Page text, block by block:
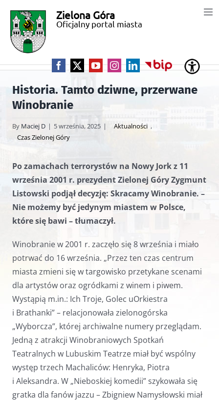
zawartości
Miasto
Zielona
Góra
Zielona Góra
Oficjalny portal miasta
Facebook
X YouTubeInstagramLinkedInBIP
Historia. Tamto dziwne, przerwane
Winobranie
By Maciej D | 5 września, 2025 | Aktualności ,
Czas Zielonej Góry
Po zamachach terrorystów na Nowy Jork z 11
września 2001 r. prezydent Zielonej Góry Zygmunt
Listowski podjął decyzję: Skracamy Winobranie. –
Nie możemy być jedynym miastem w Polsce,
które się bawi – tłumaczył.
Winobranie w 2001 r. zaczęło się 8 września i miało
potrwać do 16 września. „Przez ten czas centrum
miasta zmieni się w targowisko przetykane scenami
dla artystów oraz ogródkami z winem i piwem.
Wystąpią m.in.: Ich Troje, Golec uOrkiestra
i Brathanki” – relacjonowała zielonogórska
„Wyborcza”, której archiwalne numery przeglądam.
Jedną z atrakcji Winobraniowych Spotkań
Teatralnych w Lubuskim Teatrze miał być wspólny
występ trzech Machaliców: Henryka, Piotra
i Aleksandra. W „Nieboskiej komedii” szykowała się
gratka dla fanów jazzu – Zbigniew Namysłowski miał